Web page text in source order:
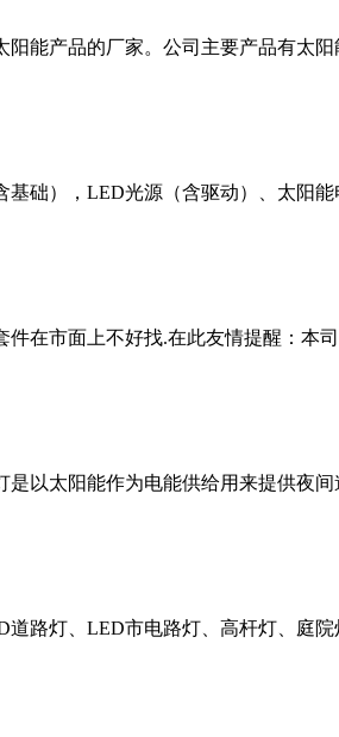
能产品的厂家。公司主要产品有太
础），LED光源（含驱动）、太阳能
在市面上不好找.在此友情提醒：本
以太阳能作为电能供给用来提供夜
路灯、LED市电路灯、高杆灯、庭